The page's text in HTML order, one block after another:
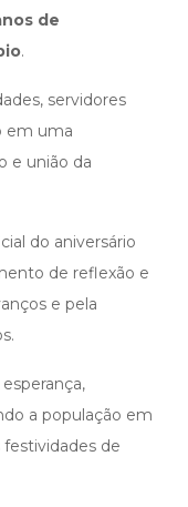
de
.
servidores
em uma
e união da
do aniversário
de reflexão e
e pela
a população em
de